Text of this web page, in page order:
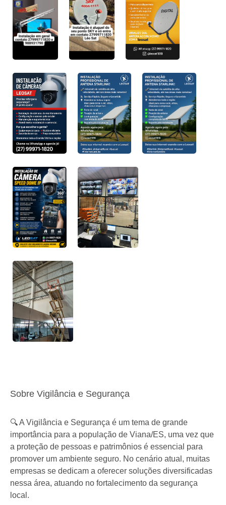
Sobre Vigilância e Segurança
🔍 A Vigilância e Segurança é um tema de grande
importância para a população de Viana/ES, uma vez que
a proteção de pessoas e patrimônios é essencial para
promover um ambiente seguro. No cenário atual, muitas
empresas se dedicam a oferecer soluções diversificadas
nessa área, atuando no fortalecimento da segurança
local.